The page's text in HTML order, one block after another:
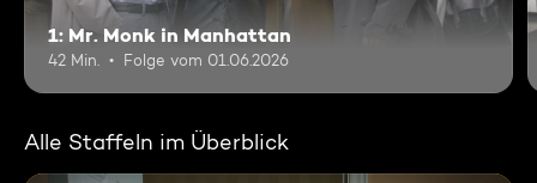
1: Mr. Monk in Manhattan
42 Min. Folge vom 01.06.2026
Alle Staffeln im Überblick